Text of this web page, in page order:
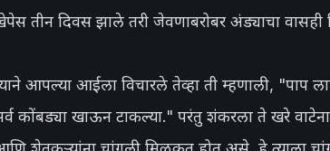
तीन दिवस झाले तरी जेवणाबरोबर अंड्याचा वासही
आपल्या आईला विचारले तेव्हा ती म्हणाली, "पाप
कोंबड्या खाऊन टाकल्या." परंतु शंकरला ते खरे